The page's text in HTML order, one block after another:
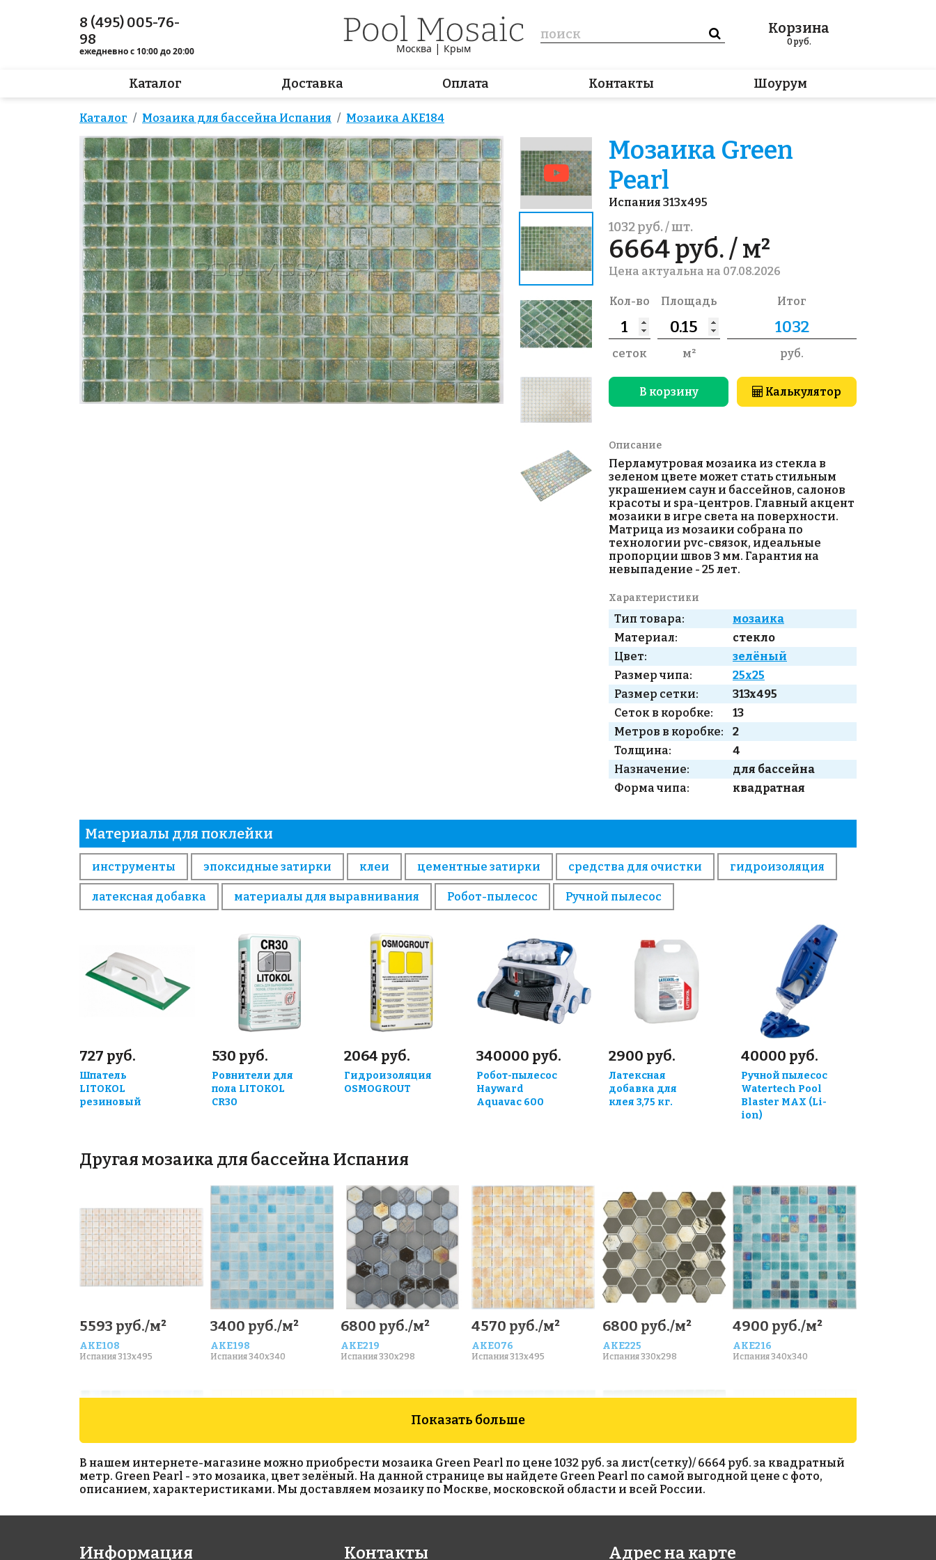
8 (495) 005-76-
98
ежедневно с 10:00 до 20:00 Москва | Крым
Корзина
0руб.
Каталог Доставка Оплата Контакты Шоурум
Каталог Мозаика для бассейна Испания Мозаика AKE184
Мозаика Green
Pearl
Испания 313x495
1032 руб. / шт.
6664 руб. / м²
Цена актуальна на 07.08.2026
Кол-во
сеток
Площадь
м²
Итог
руб.
В корзину Калькулятор
Описание
Перламутровая мозаика из стекла в
зеленом цвете может стать стильным
украшением саун и бассейнов, салонов
красоты и spa-центров. Главный акцент
мозаики в игре света на поверхности.
Матрица из мозаики собрана по
технологии pvc-связок, идеальные
пропорции швов 3 мм. Гарантия на
невыпадение - 25 лет.
Характеристики
Тип товара:
мозаика
Материал:
стекло
Цвет:
зелёный
Размер чипа:
25x25
Размер сетки:
313x495
Сеток в коробке:
13
Метров в коробке:
2
Толщина:
4
Назначение:
для бассейна
Форма чипа:
квадратная
Материалы для поклейки
инструменты эпоксидные затирки клеи цементные затирки средства для очистки гидроизоляция
латексная добавка материалы для выравнивания Робот-пылесос Ручной пылесос
727 руб.
Шпатель
LITOKOL
резиновый
530 руб.
Ровнители для
пола LITOKOL
CR30
2064 руб.
Гидроизоляция
OSMOGROUT
340000 руб.
Робот-пылесос
Hayward
Aquavac 600
2900 руб.
Латексная
добавка для
клея 3,75 кг.
40000 руб.
Ручной пылесос
Watertech Pool
Blaster MAX (Li-
ion)
Другая мозаика для бассейна Испания
5593 руб./м²
AKE108
Испания 313x495
3400 руб./м²
AKE198
Испания 340x340
6800 руб./м²
AKE219
Испания 330x298
4570 руб./м²
AKE076
Испания 313x495
6800 руб./м²
AKE225
Испания 330x298
4900 руб./м²
AKE216
Испания 340x340
AKE092 AKE008 AKE062 AKE048
Показать больше
В нашем интернете-магазине можно приобрести мозаика Green Pearl по цене 1032 руб. за лист(сетку)/ 6664 руб. за квадратный
метр. Green Pearl - это мозаика, цвет зелёный. На данной странице вы найдете Green Pearl по самой выгодной цене с фото,
описанием, характеристиками. Мы доставляем мозаику по Москве, московской области и всей России.
Информация Контакты Адрес на карте